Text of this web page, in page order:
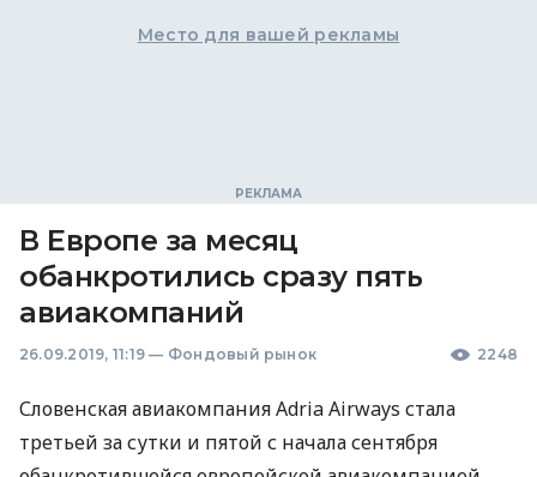
Место для вашей рекламы
В Европе за месяц
обанкротились сразу пять
авиакомпаний
26.09.2019, 11:19 — Фондовый рынок 2248
Словенская авиакомпания Adria Airways стала
третьей за сутки и пятой с начала сентября